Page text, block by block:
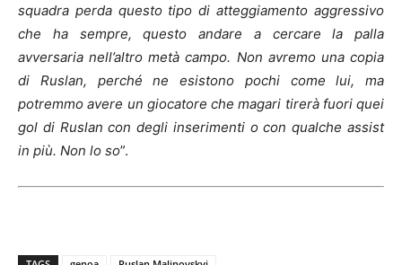
squadra perda questo tipo di atteggiamento aggressivo
che ha sempre, questo andare a cercare la palla
avversaria nell’altro metà campo. Non avremo una copia
di Ruslan, perché ne esistono pochi come lui, ma
potremmo avere un giocatore che magari tirerà fuori quei
gol di Ruslan con degli inserimenti o con qualche assist
in più. Non lo so”.